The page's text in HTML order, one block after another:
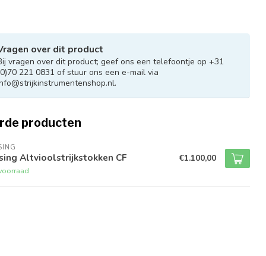
over dit product
vragen over dit product; geef ons een telefoontje op +31
221 0831 of stuur ons een e-mail via
.
producten
Altvioolstrijkstokken CF €1.100,00